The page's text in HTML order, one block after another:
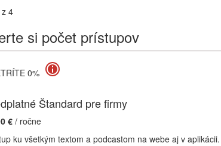
4
si počet prístupov
0%
Štandard pre firmy
€ / ročne
ku všetkým textom a podcastom na webe aj v aplikácii.